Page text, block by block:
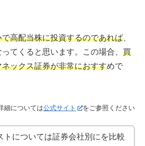
高配当株に投資するのであれば
てくると思います。この場合、 買
ネックス証券が非常におすすめで
細については公式サイト をご参照ください
トについては証券会社別にを比較